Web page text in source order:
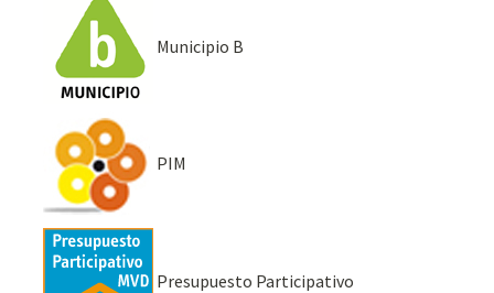
Municipio B
PIM
Presupuesto Participativo